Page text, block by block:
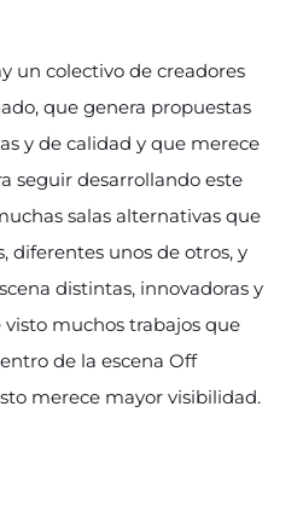
un colectivo de creadores
que genera propuestas
y de calidad y que merece
seguir desarrollando este
salas alternativas que
diferentes unos de otros, y
distintas, innovadoras y
muchos trabajos que
de la escena Off
merece mayor visibilidad.